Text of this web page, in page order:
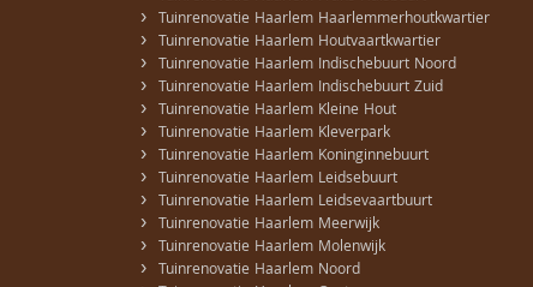
› Tuinrenovatie Haarlem Haarlemmerhoutkwartier
› Tuinrenovatie Haarlem Houtvaartkwartier
› Tuinrenovatie Haarlem Indischebuurt Noord
› Tuinrenovatie Haarlem Indischebuurt Zuid
› Tuinrenovatie Haarlem Kleine Hout
› Tuinrenovatie Haarlem Kleverpark
› Tuinrenovatie Haarlem Koninginnebuurt
› Tuinrenovatie Haarlem Leidsebuurt
› Tuinrenovatie Haarlem Leidsevaartbuurt
› Tuinrenovatie Haarlem Meerwijk
› Tuinrenovatie Haarlem Molenwijk
› Tuinrenovatie Haarlem Noord